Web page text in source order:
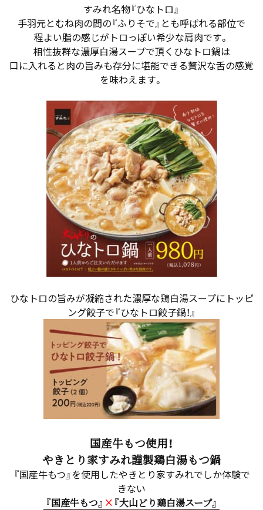
すみれ名物『ひなトロ』
手羽元とむね肉の間の『ふりそで』とも呼ばれる部位で
程よい脂の感じがトロっぽい希少な肩肉です。
相性抜群な濃厚白湯スープで頂くひなトロ鍋は
口に入れると肉の旨みも存分に堪能できる贅沢な舌の感覚
を味わえます。
ひなトロの旨みが凝縮された濃厚な鶏白湯スープにトッピ
ング餃子で『ひなトロ餃子鍋！』
国産牛もつ使用！
やきとり家すみれ謹製鶏白湯もつ鍋
『国産牛もつ』を使用したやきとり家すみれでしか体験で
きない
『国産牛もつ』 × 『大山どり鶏白湯スープ』